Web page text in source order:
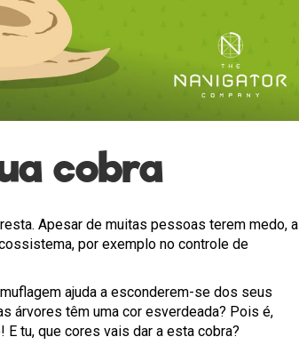
cobra
Apesar de muitas pessoas terem medo, a
por exemplo no controle de
ajuda a esconderem-se dos seus
árvores têm uma cor esverdeada? Pois é,
tu, que cores vais dar a esta cobra?